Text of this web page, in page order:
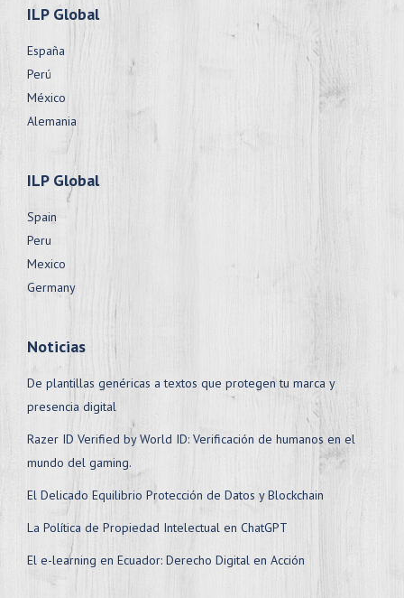
ILP Global
España
Perú
México
Alemania
ILP Global
Spain
Peru
Mexico
Germany
Noticias
De plantillas genéricas a textos que protegen tu marca y
presencia digital
Razer ID Verified by World ID: Verificación de humanos en el
mundo del gaming.
El Delicado Equilibrio Protección de Datos y Blockchain
La Política de Propiedad Intelectual en ChatGPT
El e-learning en Ecuador: Derecho Digital en Acción